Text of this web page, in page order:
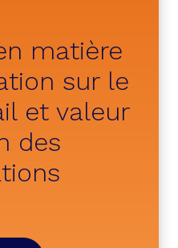
matière
sur le
et valeur
des